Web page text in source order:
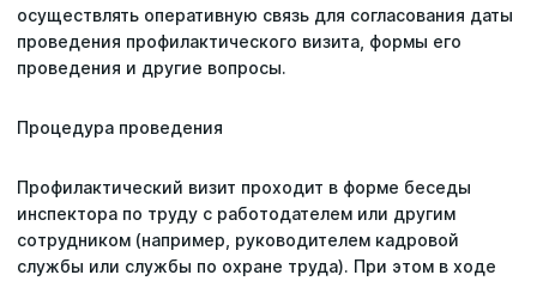
осуществлять оперативную связь для согласования даты
проведения профилактического визита, формы его
проведения и другие вопросы.
Процедура проведения
Профилактический визит проходит в форме беседы
инспектора по труду с работодателем или другим
сотрудником (например, руководителем кадровой
службы или службы по охране труда). При этом в ходе